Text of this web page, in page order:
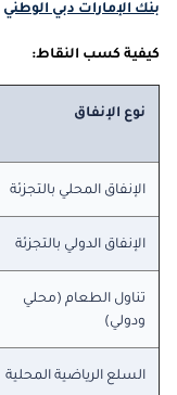
بنك الإمارات دبي الوطني
كيفية كسب النقاط:
نوع الإنفاق
الإنفاق المحلي بالتجزئة
الإنفاق الدولي بالتجزئة
تناول الطعام (محلي
ودولي)
السلع الرياضية المحلية